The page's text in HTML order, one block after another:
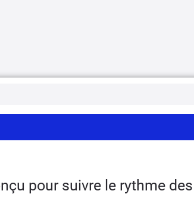
pour suivre le rythme des